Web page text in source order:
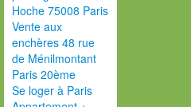
Hoche 75008 Paris
Vente aux
enchères 48 rue
de Ménilmontant
Paris 20ème
Se loger à Paris